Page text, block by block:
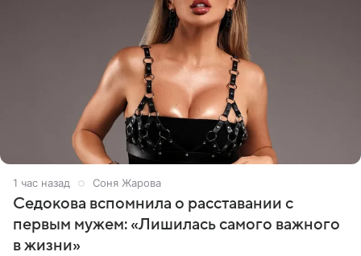
1 час назад Соня Жарова
Седокова вспомнила о расставании с
первым мужем: «Лишилась самого важного
в жизни»